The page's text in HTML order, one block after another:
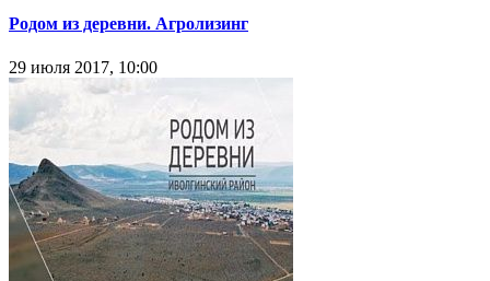
Родом из деревни. Агролизинг
29 июля 2017, 10:00